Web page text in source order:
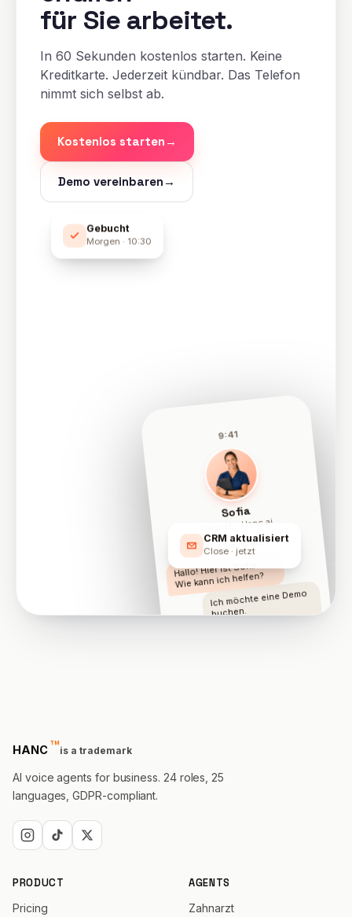
für Sie arbeitet.
In 60 Sekunden kostenlos starten. Keine
Kreditkarte. Jederzeit kündbar. Das Telefon
nimmt sich selbst ab.
Kostenlos starten →
Demo vereinbaren →
Gebucht
Morgen · 10:30
CRM aktualisiert
Close · jetzt
9:41
Sofia
Vertrieb · Hanc.ai
Live · 0:42
Hallo! Hier ist Sofia.
Wie kann ich helfen?
Ich möchte eine Demo
buchen.
HANC™
trademarkis a trademark
AI voice agents for business. 24 roles, 25
languages, GDPR-compliant.
PRODUCT
Pricing
AGENTS
Zahnarzt